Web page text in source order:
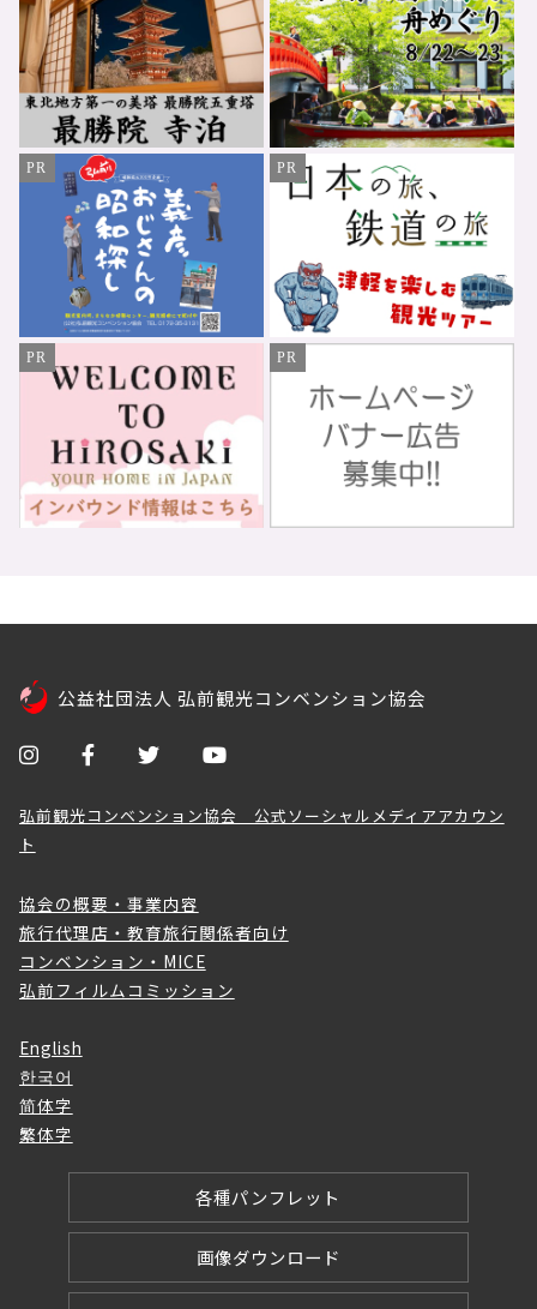
PR PR
PR PR
公益社団法人 弘前観光コンベンション協会
弘前観光コンベンション協会 公式ソーシャルメディアアカウン
ト
協会の概要・事業内容
旅行代理店・教育旅行関係者向け
コンベンション・MICE
弘前フィルムコミッション
English
한국어
简体字
繁体字
各種パンフレット
画像ダウンロード